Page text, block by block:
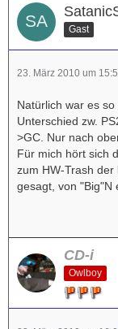
Gast
23. März 2010 um
Natürlich war es
Unterschied zw.
>GC. Nur nach
Für mich hört sich
zum HW-Trash
gesagt, von "Big"N
CD-i
Owlboy